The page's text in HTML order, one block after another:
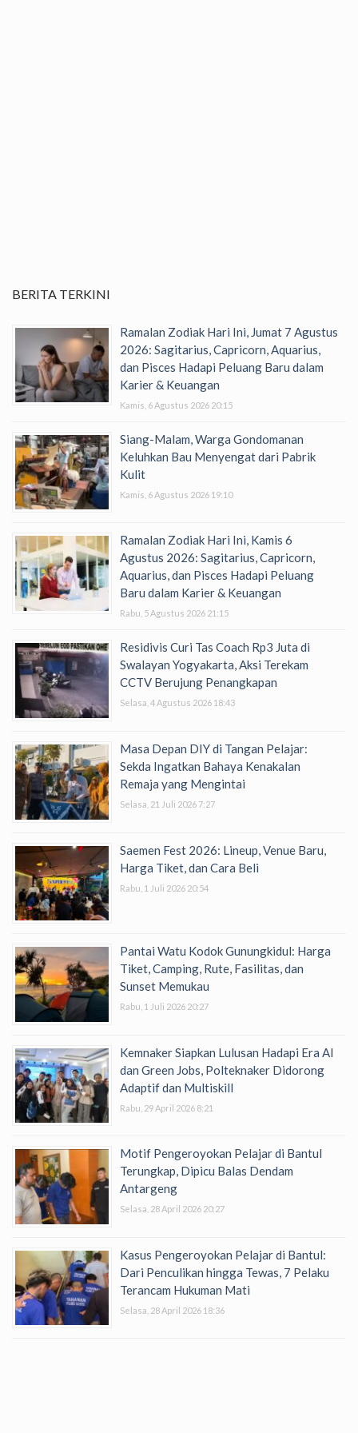
BERITA TERKINI
Ramalan Zodiak Hari Ini, Jumat 7 Agustus
2026: Sagitarius, Capricorn, Aquarius,
dan Pisces Hadapi Peluang Baru dalam
Karier & Keuangan
Kamis, 6 Agustus 2026 20:15
Siang-Malam, Warga Gondomanan
Keluhkan Bau Menyengat dari Pabrik
Kulit
Kamis, 6 Agustus 2026 19:10
Ramalan Zodiak Hari Ini, Kamis 6
Agustus 2026: Sagitarius, Capricorn,
Aquarius, dan Pisces Hadapi Peluang
Baru dalam Karier & Keuangan
Rabu, 5 Agustus 2026 21:15
Residivis Curi Tas Coach Rp3 Juta di
Swalayan Yogyakarta, Aksi Terekam
CCTV Berujung Penangkapan
Selasa, 4 Agustus 2026 18:43
Masa Depan DIY di Tangan Pelajar:
Sekda Ingatkan Bahaya Kenakalan
Remaja yang Mengintai
Selasa, 21 Juli 2026 7:27
Saemen Fest 2026: Lineup, Venue Baru,
Harga Tiket, dan Cara Beli
Rabu, 1 Juli 2026 20:54
Pantai Watu Kodok Gunungkidul: Harga
Tiket, Camping, Rute, Fasilitas, dan
Sunset Memukau
Rabu, 1 Juli 2026 20:27
Kemnaker Siapkan Lulusan Hadapi Era AI
dan Green Jobs, Polteknaker Didorong
Adaptif dan Multiskill
Rabu, 29 April 2026 8:21
Motif Pengeroyokan Pelajar di Bantul
Terungkap, Dipicu Balas Dendam
Antargeng
Selasa, 28 April 2026 20:27
Kasus Pengeroyokan Pelajar di Bantul:
Dari Penculikan hingga Tewas, 7 Pelaku
Terancam Hukuman Mati
Selasa, 28 April 2026 18:36